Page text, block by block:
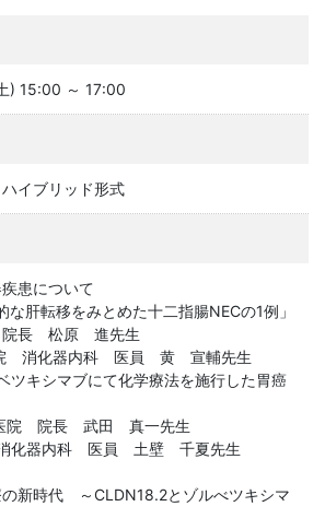
) 15:00 ～ 17:00
イブリッド形式
患について
肝転移をみとめた十二指腸NECの1例」
長 松原 進先生
消化器内科 医員 黄 宣輔先生
キシマブにて化学療法を施行した胃癌
院 院長 武田 真一先生
消化器内科 医員 土壁 千夏先生
新時代 ～CLDN18.2とゾルべツキシマ